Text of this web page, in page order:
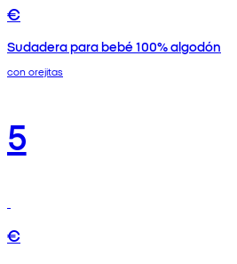
€
Sudadera para bebé 100% algodón
con orejitas
5
€